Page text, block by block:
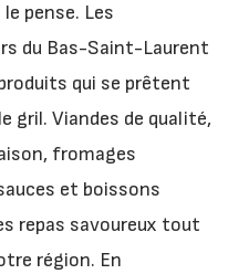
pense. Les
du Bas-Saint-Laurent
qui se prêtent
gril. Viandes de qualité,
fromages
et boissons
repas savoureux tout
région. En